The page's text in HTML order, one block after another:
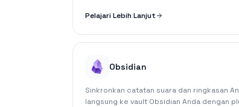
Pelajari Lebih Lanjut
Obsidian
Sinkronkan catatan suara dan ringkasan
langsung ke vault Obsidian Anda dengan